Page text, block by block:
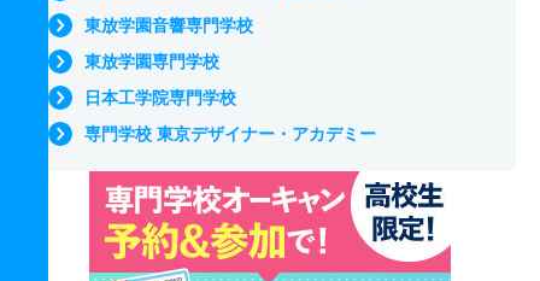
東放学園音響専門学校
東放学園専門学校
日本工学院専門学校
専門学校 東京デザイナー・アカデミー